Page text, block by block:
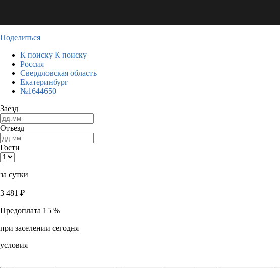
Поделиться
К поиску К поиску
Россия
Свердловская область
Екатеринбург
№1644650
Заезд
Отъезд
Гости
за сутки
3 481 ₽
Предоплата 15 %
при заселении сегодня
условия